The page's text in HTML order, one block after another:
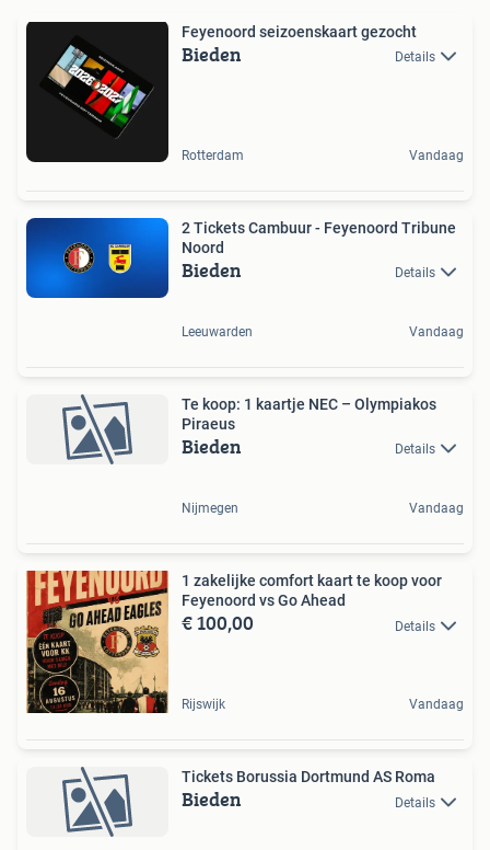
Feyenoord seizoenskaart gezocht
Bieden Details
Rotterdam Vandaag
2 Tickets Cambuur - Feyenoord Tribune
Noord
Bieden Details
Leeuwarden Vandaag
Te koop: 1 kaartje NEC – Olympiakos
Piraeus
Bieden Details
Nijmegen Vandaag
1 zakelijke comfort kaart te koop voor
Feyenoord vs Go Ahead
€ 100,00 Details
Rijswijk Vandaag
Tickets Borussia Dortmund AS Roma
Bieden Details